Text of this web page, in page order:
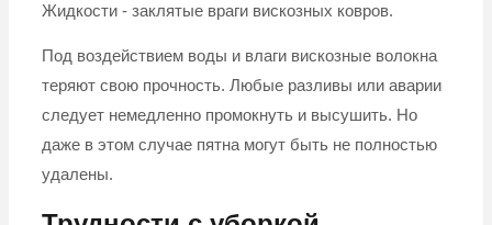
Жидкости - заклятые враги вискозных ковров.
Под воздействием воды и влаги вискозные волокна
теряют свою прочность. Любые разливы или аварии
следует немедленно промокнуть и высушить. Но
даже в этом случае пятна могут быть не полностью
удалены.